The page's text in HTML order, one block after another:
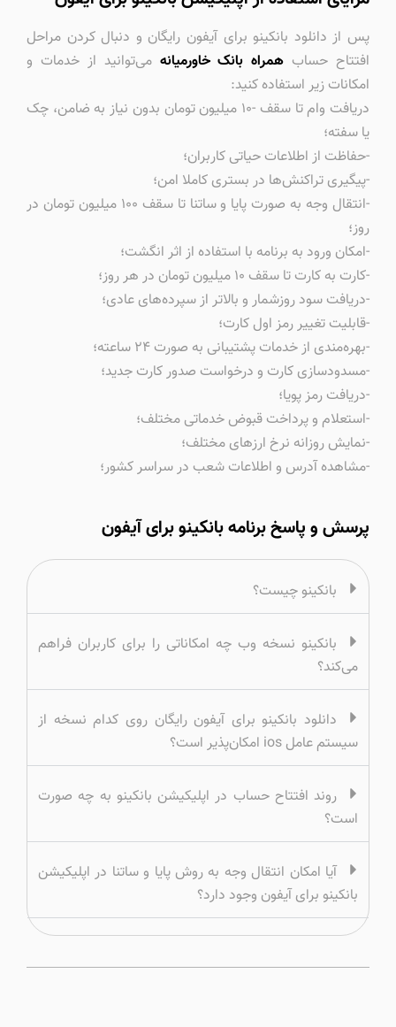
پس از دانلود بانکینو برای آیفون رایگان و دنبال کردن مراحل
افتتاح حساب همراه بانک خاورمیانه می‌توانید از خدمات و
امکانات زیر استفاده کنید:
دریافت وام تا سقف -۱۰ میلیون تومان بدون نیاز به ضامن، چک
یا سفته؛
-حفاظت از اطلاعات حیاتی کاربران؛
-پیگیری تراکنش‌ها در بستری کاملا امن؛
-انتقال وجه به صورت پایا و ساتنا تا سقف ۱۰۰ میلیون تومان در
روز؛
-امکان ورود به برنامه با استفاده از اثر انگشت؛
-کارت به کارت تا سقف ۱۰ میلیون تومان در هر روز؛
-دریافت سود روزشمار و بالاتر از سپرده‌های عادی؛
-قابلیت تغییر رمز اول کارت؛
-بهره‌مندی از خدمات پشتیبانی به صورت ۲۴ ساعته؛
-مسدود‌سازی کارت و درخواست صدور کارت جدید؛
-دریافت رمز پویا؛
-استعلام و پرداخت قبوض خدماتی مختلف؛
-نمایش روزانه نرخ ارزهای مختلف؛
-مشاهده آدرس و اطلاعات شعب در سراسر کشور؛
پرسش و پاسخ برنامه بانکینو برای آیفون
بانکینو چیست؟
بانکینو نسخه وب چه امکاناتی را برای کاربران فراهم
می‌کند؟
دانلود بانکینو برای آیفون رایگان روی کدام نسخه از
سیستم عامل ios امکان‌پذیر است؟
روند افتتاح حساب در اپلیکیشن بانکینو به چه صورت
است؟
آیا امکان انتقال وجه به روش پایا و ساتنا در اپلیکیشن
بانکینو برای آیفون وجود دارد؟